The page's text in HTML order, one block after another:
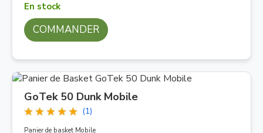
En stock
COMMANDER
GoTek 50 Dunk Mobile
(1)
Panier de basket Mobile